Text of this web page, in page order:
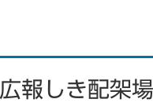
広報しき配架